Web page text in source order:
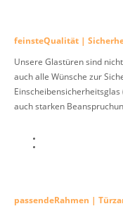
feinsteQualität |
Unsere Glastüren sind
auch alle Wünsche zur
auch starken
passendeRahmen |